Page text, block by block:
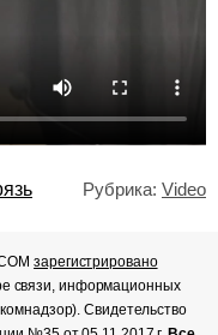
Рубрика: Video
зарегистрировано
связи, информационных
Свидетельство